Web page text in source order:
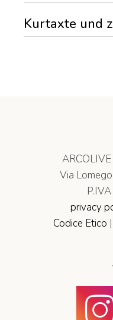
Kurtaxte und
ARCOLIVE
Via
privacy
Codice Etico |